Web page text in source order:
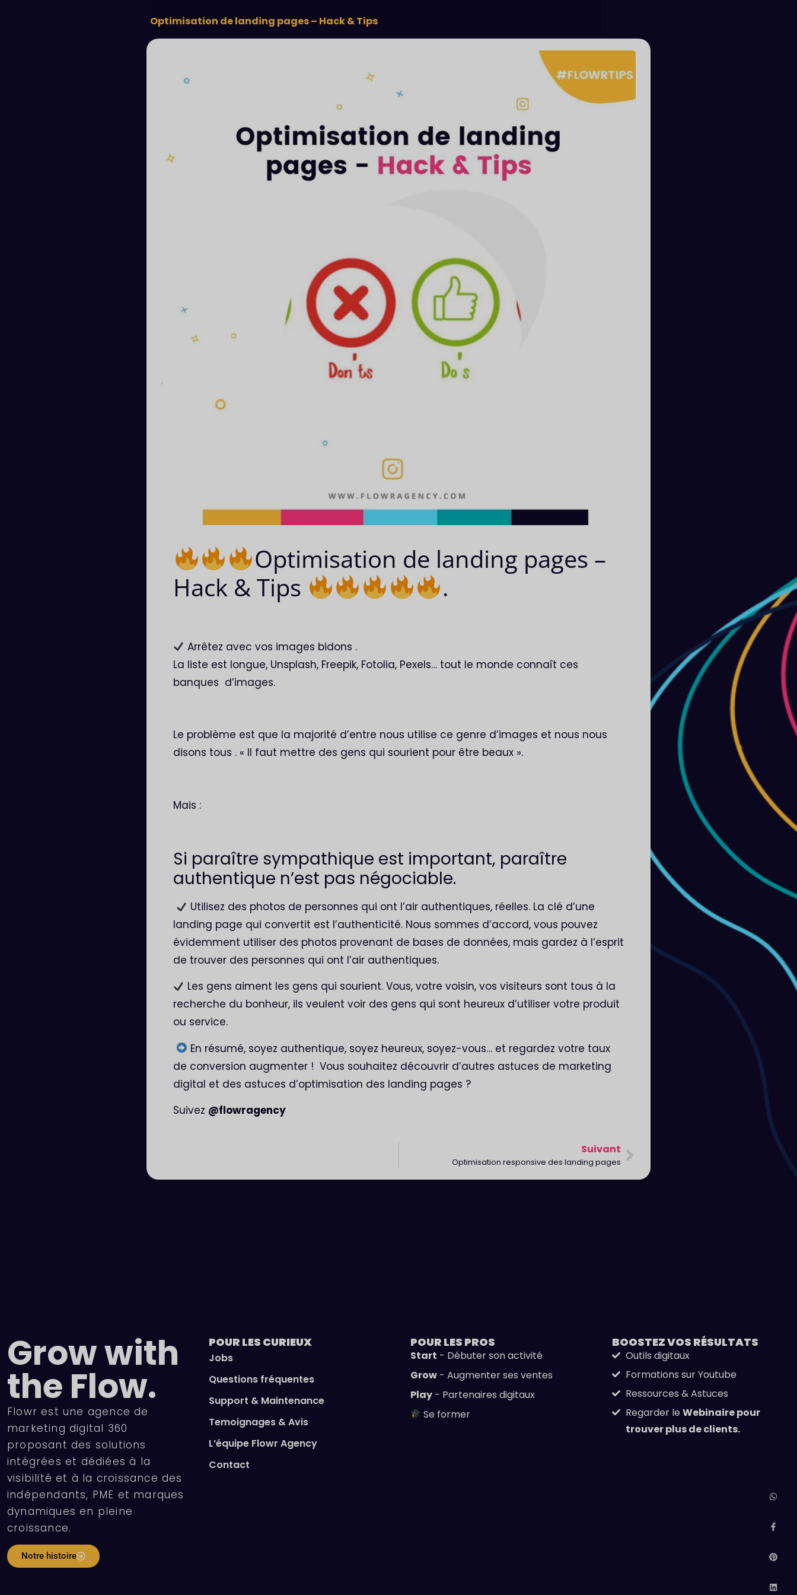
Rédaction
Optimisation de landing pages – Hack & Tips
Optimisation de landing pages –
Hack & Tips
.
Arrêtez avec vos images bidons .
La liste est longue, Unsplash, Freepik, Fotolia, Pexels… tout le monde connaît ces
banques d’images.
Le problème est que la majorité d’entre nous utilise ce genre d’images et nous nous
disons tous . « Il faut mettre des gens qui sourient pour être beaux ».
Mais :
Si paraître sympathique est important, paraître
authentique n’est pas négociable.
Utilisez des photos de personnes qui ont l’air authentiques, réelles. La clé d’une
landing page qui convertit est l’authenticité. Nous sommes d’accord, vous pouvez
évidemment utiliser des photos provenant de bases de données, mais gardez à l’esprit
de trouver des personnes qui ont l’air authentiques.
Les gens aiment les gens qui sourient. Vous, votre voisin, vos visiteurs sont tous à la
recherche du bonheur, ils veulent voir des gens qui sont heureux d’utiliser votre produit
ou service.
En résumé, soyez authentique, soyez heureux, soyez-vous… et regardez votre taux
de conversion augmenter ! Vous souhaitez découvrir d’autres astuces de marketing
digital et des astuces d’optimisation des landing pages ?
Suivez @flowragency
Suivant
Optimisation responsive des landing pages
Grow with
the Flow.
Flowr est une agence de
marketing digital 360
proposant des solutions
intégrées et dédiées à la
visibilité et à la croissance des
indépendants, PME et marques
dynamiques en pleine
croissance.
Notre histoire
POUR LES CURIEUX
Jobs
Questions fréquentes
Support & Maintenance
Temoignages & Avis
L’équipe Flowr Agency
Contact
POUR LES PROS
Start - Débuter son activité
Grow - Augmenter ses ventes
Play - Partenaires digitaux
Se former
BOOSTEZ VOS RÉSULTATS
Outils digitaux
Formations sur Youtube
Ressources & Astuces
Regarder leWebinaire pour
trouver plus de clients.